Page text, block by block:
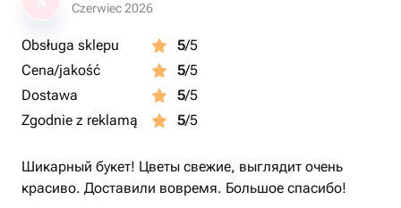
Czerwiec 2026
Obsługa sklepu 5/5
Cena/jakość
5/5
Dostawa
5/5
Zgodnie z reklamą
5/5
Шикарный букет! Цветы свежие, выглядит очень
красиво. Доставили вовремя. Большое спасибо!